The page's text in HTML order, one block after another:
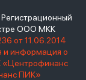
ООО МКК
от 11.06.2014
и информация о
«Центрофинанс
ПИК»